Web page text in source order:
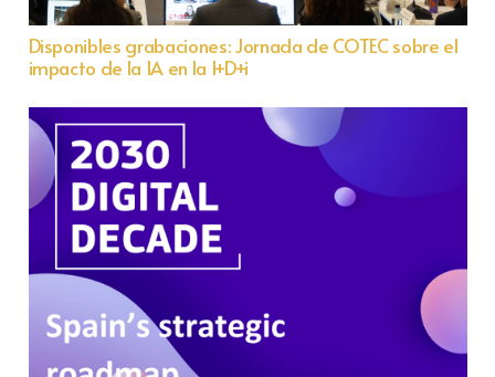
Disponibles grabaciones: Jornada de COTEC sobre el
impacto de la IA en la I+D+i